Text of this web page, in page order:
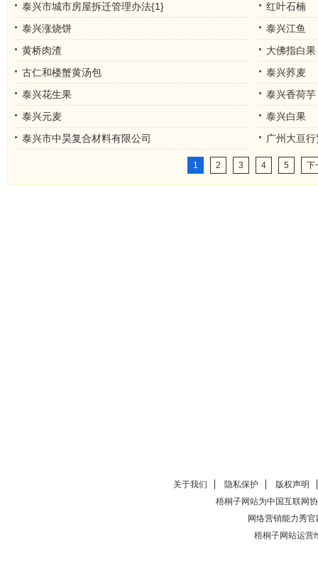
泰兴市城市房屋拆迁管理办法{1}
红叶石楠
泰兴涨烧饼
泰兴江鱼
黄桥肉渣
大佛指白果
古仁和楼蟹黄汤包
泰兴荞麦
泰兴花生果
泰兴香荷芋
泰兴元麦
泰兴白果
泰兴市中昊复合材料有限公司
广州大亘
1 2 3 4 5 下
关于我们 隐私保护
版权声明
梧桐子网站为中国互联网
网络营销能力秀官
梧桐子网站运营